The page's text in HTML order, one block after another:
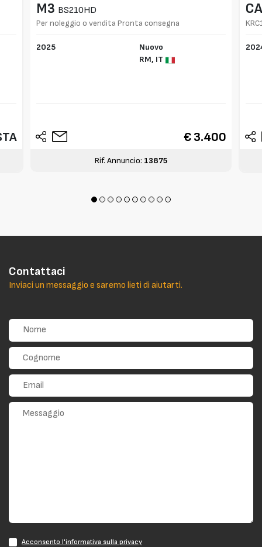
M3 BS210HD
Per noleggio o vendita Pronta consegna
2025
Nuovo
RM, IT
€ 3.400
Rif. Annuncio: 13875
Contattaci
Inviaci un messaggio e saremo lieti di aiutarti.
Acconsento l'informativa sulla privacy